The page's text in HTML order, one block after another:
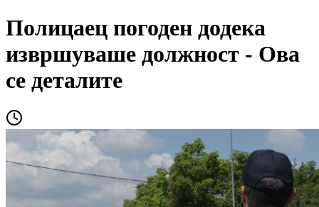
Полицаец погоден додека
извршуваше должност - Ова
се деталите